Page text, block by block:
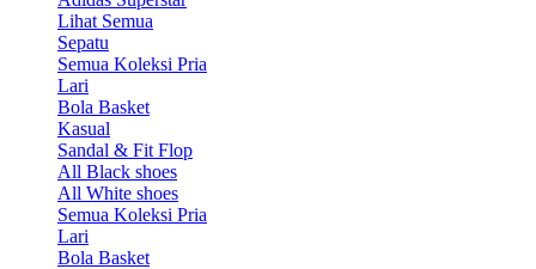
Lihat Semua
Sepatu
Semua Koleksi Pria
Lari
Bola Basket
Kasual
Sandal & Fit Flop
All Black shoes
All White shoes
Semua Koleksi Pria
Lari
Bola Basket